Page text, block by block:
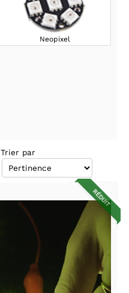
Neopixel
Trier par
RÉDUIT